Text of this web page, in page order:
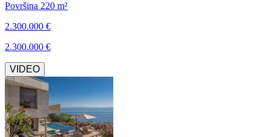
Površina 220 m²
2.300.000 €
2.300.000 €
VIDEO